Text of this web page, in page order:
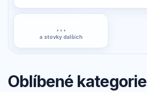
...
a stovky dalších
Oblíbené kategorie